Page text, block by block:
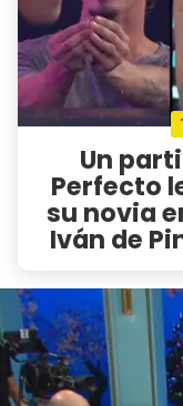
Un
Perfecto
su novia
Iván de